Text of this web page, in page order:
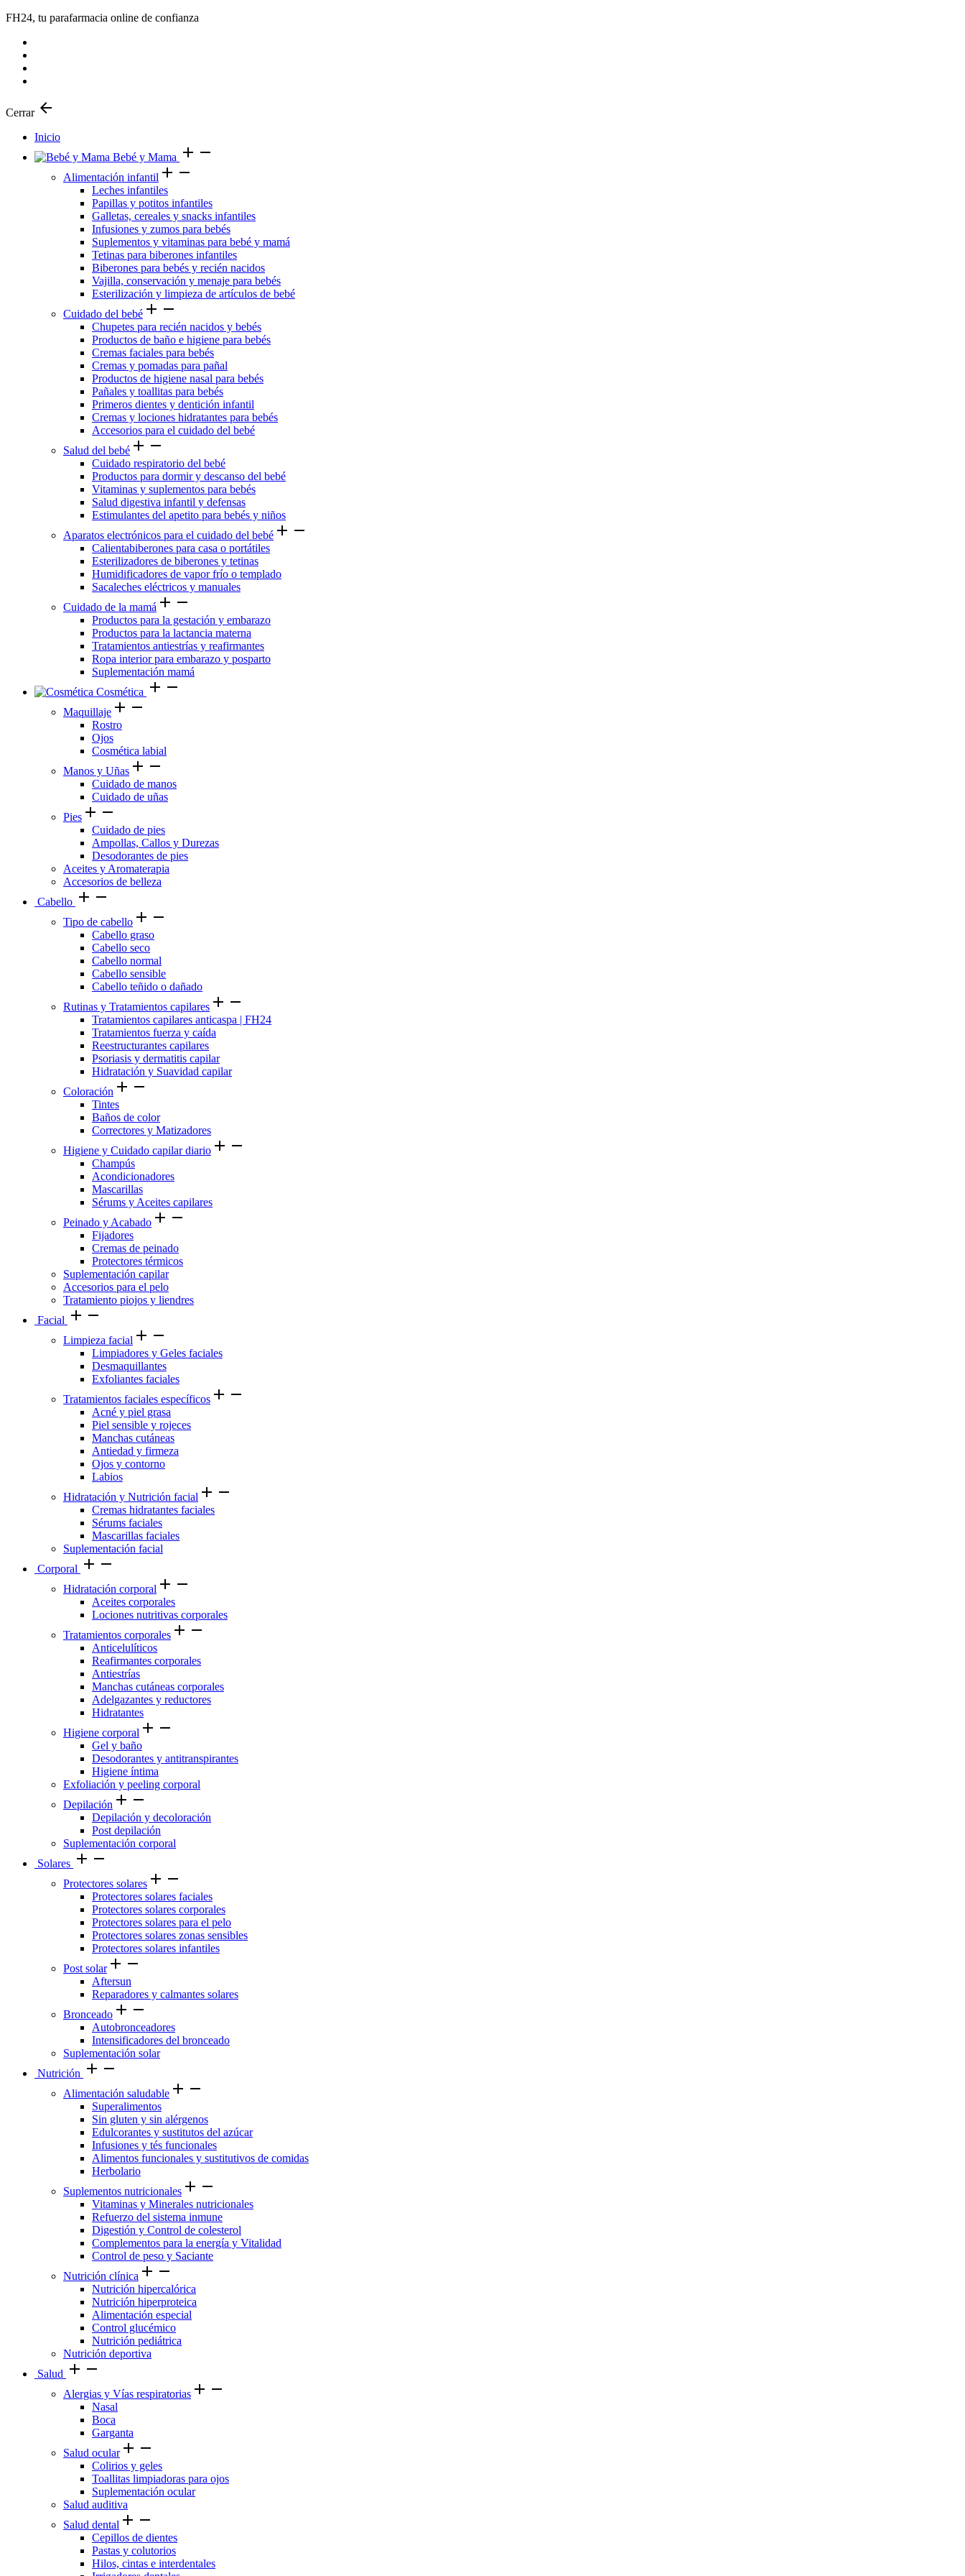
FH24, tu parafarmacia online de confianza
Cerrar arrow_back
Inicio
Bebé y Mama add remove
Alimentación infantil add remove
Leches infantiles
Papillas y potitos infantiles
Galletas, cereales y snacks infantiles
Infusiones y zumos para bebés
Suplementos y vitaminas para bebé y mamá
Tetinas para biberones infantiles
Biberones para bebés y recién nacidos
Vajilla, conservación y menaje para bebés
Esterilización y limpieza de artículos de bebé
Cuidado del bebé add remove
Chupetes para recién nacidos y bebés
Productos de baño e higiene para bebés
Cremas faciales para bebés
Cremas y pomadas para pañal
Productos de higiene nasal para bebés
Pañales y toallitas para bebés
Primeros dientes y dentición infantil
Cremas y lociones hidratantes para bebés
Accesorios para el cuidado del bebé
Salud del bebé add remove
Cuidado respiratorio del bebé
Productos para dormir y descanso del bebé
Vitaminas y suplementos para bebés
Salud digestiva infantil y defensas
Estimulantes del apetito para bebés y niños
Aparatos electrónicos para el cuidado del bebé add remove
Calientabiberones para casa o portátiles
Esterilizadores de biberones y tetinas
Humidificadores de vapor frío o templado
Sacaleches eléctricos y manuales
Cuidado de la mamá add remove
Productos para la gestación y embarazo
Productos para la lactancia materna
Tratamientos antiestrías y reafirmantes
Ropa interior para embarazo y posparto
Suplementación mamá
Cosmética add remove
Maquillaje add remove
Rostro
Ojos
Cosmética labial
Manos y Uñas add remove
Cuidado de manos
Cuidado de uñas
Pies add remove
Cuidado de pies
Ampollas, Callos y Durezas
Desodorantes de pies
Aceites y Aromaterapia
Accesorios de belleza
Cabello add remove
Tipo de cabello add remove
Cabello graso
Cabello seco
Cabello normal
Cabello sensible
Cabello teñido o dañado
Rutinas y Tratamientos capilares add remove
Tratamientos capilares anticaspa | FH24
Tratamientos fuerza y caída
Reestructurantes capilares
Psoriasis y dermatitis capilar
Hidratación y Suavidad capilar
Coloración add remove
Tintes
Baños de color
Correctores y Matizadores
Higiene y Cuidado capilar diario add remove
Champús
Acondicionadores
Mascarillas
Sérums y Aceites capilares
Peinado y Acabado add remove
Fijadores
Cremas de peinado
Protectores térmicos
Suplementación capilar
Accesorios para el pelo
Tratamiento piojos y liendres
Facial add remove
Limpieza facial add remove
Limpiadores y Geles faciales
Desmaquillantes
Exfoliantes faciales
Tratamientos faciales específicos add remove
Acné y piel grasa
Piel sensible y rojeces
Manchas cutáneas
Antiedad y firmeza
Ojos y contorno
Labios
Hidratación y Nutrición facial add remove
Cremas hidratantes faciales
Sérums faciales
Mascarillas faciales
Suplementación facial
Corporal add remove
Hidratación corporal add remove
Aceites corporales
Lociones nutritivas corporales
Tratamientos corporales add remove
Anticelulíticos
Reafirmantes corporales
Antiestrías
Manchas cutáneas corporales
Adelgazantes y reductores
Hidratantes
Higiene corporal add remove
Gel y baño
Desodorantes y antitranspirantes
Higiene íntima
Exfoliación y peeling corporal
Depilación add remove
Depilación y decoloración
Post depilación
Suplementación corporal
Solares add remove
Protectores solares add remove
Protectores solares faciales
Protectores solares corporales
Protectores solares para el pelo
Protectores solares zonas sensibles
Protectores solares infantiles
Post solaradd remove
Aftersun
Reparadores y calmantes solares
Bronceado add remove
Autobronceadores
Intensificadores del bronceado
Suplementación solar
Nutrición add remove
Alimentación saludable add remove
Superalimentos
Sin gluten y sin alérgenos
Edulcorantes y sustitutos del azúcar
Infusiones y tés funcionales
Alimentos funcionales y sustitutivos de comidas
Herbolario
Suplementos nutricionales add remove
Vitaminas y Minerales nutricionales
Refuerzo del sistema inmune
Digestión y Control de colesterol
Complementos para la energía y Vitalidad
Control de peso y Saciante
Nutrición clínica add remove
Nutrición hipercalórica
Nutrición hiperproteica
Alimentación especial
Control glucémico
Nutrición pediátrica
Nutrición deportiva
Salud add remove
Alergias y Vías respiratorias add remove
Nasal
Boca
Garganta
Salud ocularadd remove
Colirios y geles
Toallitas limpiadoras para ojos
Suplementación ocular
Salud auditiva
Salud dental add remove
Cepillos de dientes
Pastas y colutorios
Hilos, cintas e interdentales